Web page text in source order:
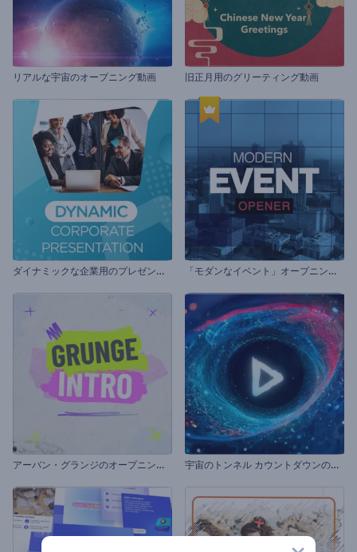
リアルな宇宙のオープニング動画 旧正月用のグリーティング動画
ダ
イナミックな企業用のプレゼンテーション 「
モダンなイベント」オープニング動画
ア
ーバン・グランジのオープニング動画 宇
宙のトンネル カウントダウンのイントロ